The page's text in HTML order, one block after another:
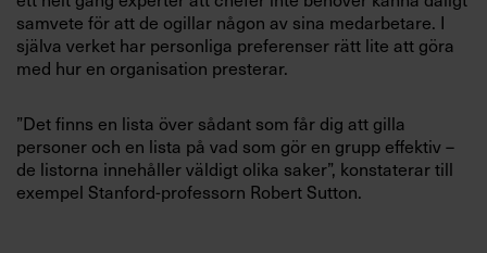
samvete för att de ogillar någon av sina medarbetare. I
själva verket har personliga preferenser rätt lite att göra
med hur en organisation presterar.
”Det finns en lista över sådant som får dig att gilla
personer och en lista på vad som gör en grupp effektiv –
de listorna innehåller väldigt olika saker”, konstaterar till
exempel Stanford-professorn Robert Sutton.